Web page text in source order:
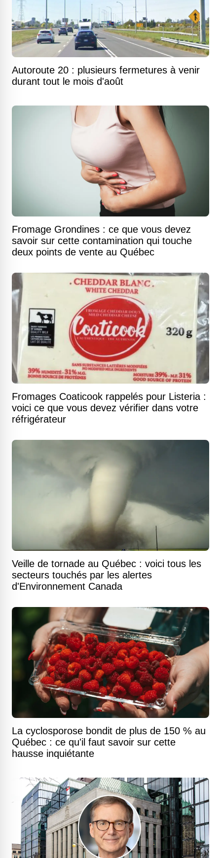
Autoroute 20 : plusieurs fermetures à venir
durant tout le mois d'août
Fromage Grondines : ce que vous devez
savoir sur cette contamination qui touche
deux points de vente au Québec
Fromages Coaticook rappelés pour Listeria :
voici ce que vous devez vérifier dans votre
réfrigérateur
Veille de tornade au Québec : voici tous les
secteurs touchés par les alertes
d'Environnement Canada
La cyclosporose bondit de plus de 150 % au
Québec : ce qu'il faut savoir sur cette
hausse inquiétante